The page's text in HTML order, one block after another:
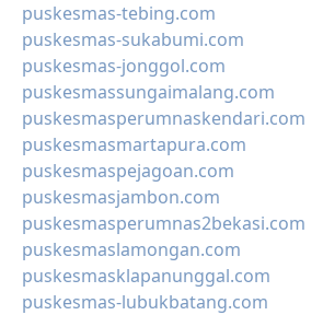
puskesmas-tebing.com
puskesmas-sukabumi.com
puskesmas-jonggol.com
puskesmassungaimalang.com
puskesmasperumnaskendari.com
puskesmasmartapura.com
puskesmaspejagoan.com
puskesmasjambon.com
puskesmasperumnas2bekasi.com
puskesmaslamongan.com
puskesmasklapanunggal.com
puskesmas-lubukbatang.com